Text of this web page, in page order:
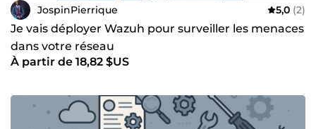
JospinPierrique 5,0 (2)
Je vais déployer Wazuh pour surveiller les menaces
dans votre réseau
À partir de 18,82 $US